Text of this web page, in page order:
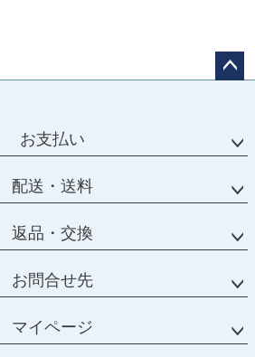
お支払い
配送・送料
返品・交換
お問合せ先
マイページ